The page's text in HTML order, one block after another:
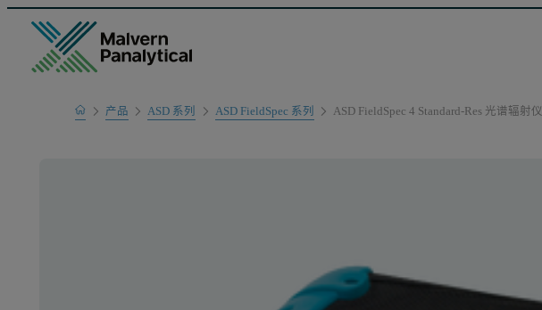
Home产品
产品系列
ASD 系列 ASD FieldSpec 系列 ASD FieldSpec 4 Standard-Res 光谱辐射仪